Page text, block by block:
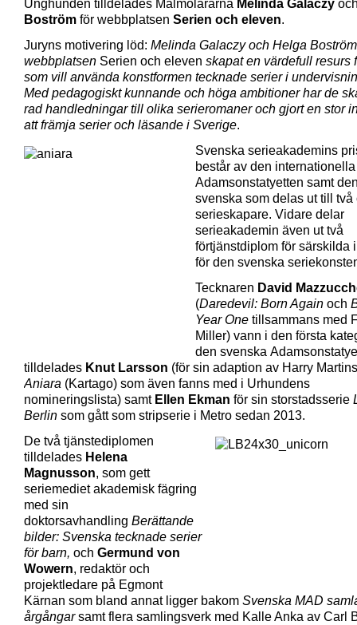
Unghunden tilldelades Malmölärarna Melinda Galaczy
Boström för webbplatsen Serien och eleven.
Juryns motivering löd: Melinda Galaczy och Helga
webbplatsen Serien och eleven skapat en värdefull resurs
som vill använda konstformen tecknade serier i
Med pedagogiskt kunnande och höga ambitioner har de
rad handledningar till olika serieromaner och gjort en stor
att främja serier och läsande i Sverige.
Svenska serieakademins
består av den internationella
Adamsonstatyetten samt
svenska som delas ut till två
serieskapare. Vidare delar
serieakademin även ut två
förtjänstdiplom för särskilda
för den svenska
Tecknaren David
(Daredevil: Born Again och
Year One tillsammans med
Miller) vann i den första
den svenska
tilldelades Knut Larsson (för sin adaption av Harry
Aniara (Kartago) som även fanns med i Urhundens
nomineringslista) samt Ellen Ekman för sin storstadsserie
Berlin som gått som stripserie i Metro sedan 2013.
De två tjänstediplomen
tilldelades Helena
Magnusson, som gett
seriemediet akademisk fägring
med sin
doktorsavhandling Berättande
bilder: Svenska tecknade serier
för barn, och Germund von
Wowern, redaktör och
projektledare på Egmont
Kärnan som bland annat ligger bakom Svenska MAD
årgångarsamt flera samlingsverk med Kalle Anka av Carl